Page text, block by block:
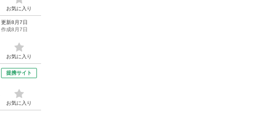
お気に入り
更新8月7日
作成8月7日
お気に入り
提携サイト
お気に入り